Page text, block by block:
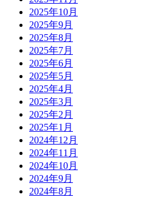
2025年10月
2025年9月
2025年8月
2025年7月
2025年6月
2025年5月
2025年4月
2025年3月
2025年2月
2025年1月
2024年12月
2024年11月
2024年10月
2024年9月
2024年8月